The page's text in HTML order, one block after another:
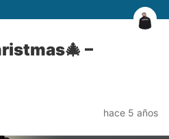
–
hace 5 años